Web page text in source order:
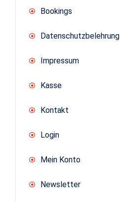
Bookings
Datenschutzbelehrung
Impressum
Kasse
Kontakt
Login
Mein Konto
Newsletter